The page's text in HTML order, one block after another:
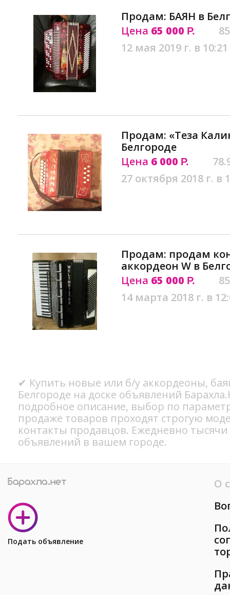
Продам: БАЯН в
Цена 65 000 Р.
12 мая 2019 г. в 10:21
Продам: «Теза
Белгороде
Цена 6 000 Р.
27 октября 2018 г. в
Продам: продам
аккордеон W в
Цена 65 000 Р.
14 марта 2018 г. в
✔ Купить новые или б/у аккордеоны,
Белгороде на доске объявлений
подробное описание, выбор по
продаже товаров проходят строгую
контакты продавцов. Ежедневно
объявлений в вашем городе.
Подать объявление
О